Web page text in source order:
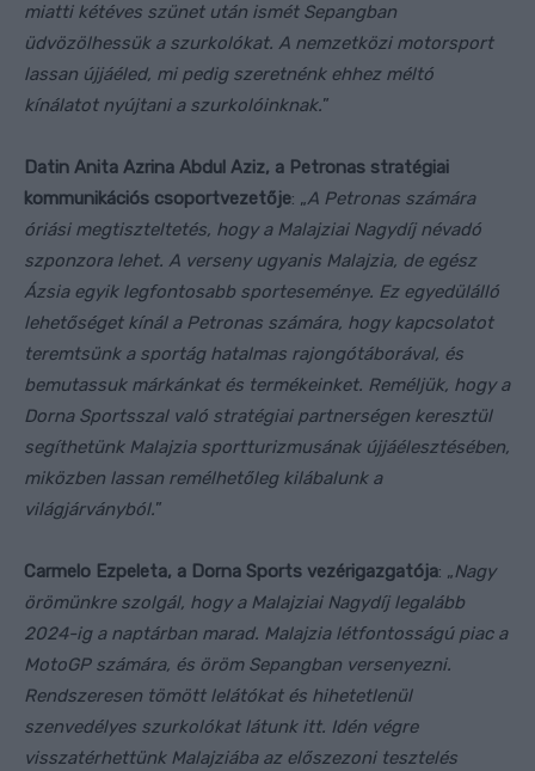
miatti kétéves szünet után ismét Sepangban
üdvözölhessük a szurkolókat. A nemzetközi motorsport
lassan újjáéled, mi pedig szeretnénk ehhez méltó
kínálatot nyújtani a szurkolóinknak.”
Datin Anita Azrina Abdul Aziz, a Petronas stratégiai
kommunikációs csoportvezetője: „A Petronas számára
óriási megtiszteltetés, hogy a Malajziai Nagydíj névadó
szponzora lehet. A verseny ugyanis Malajzia, de egész
Ázsia egyik legfontosabb sporteseménye. Ez egyedülálló
lehetőséget kínál a Petronas számára, hogy kapcsolatot
teremtsünk a sportág hatalmas rajongótáborával, és
bemutassuk márkánkat és termékeinket. Reméljük, hogy a
Dorna Sportsszal való stratégiai partnerségen keresztül
segíthetünk Malajzia sportturizmusának újjáélesztésében,
miközben lassan remélhetőleg kilábalunk a
világjárványból.”
Carmelo Ezpeleta, a Dorna Sports vezérigazgatója: „Nagy
örömünkre szolgál, hogy a Malajziai Nagydíj legalább
2024-ig a naptárban marad. Malajzia létfontosságú piac a
MotoGP számára, és öröm Sepangban versenyezni.
Rendszeresen tömött lelátókat és hihetetlenül
szenvedélyes szurkolókat látunk itt. Idén végre
visszatérhettünk Malajziába az előszezoni tesztelés